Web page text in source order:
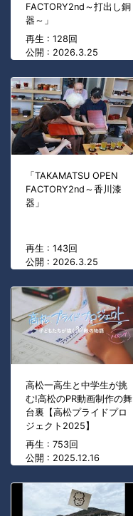
FACTORY2nd～打出し銅
器～」
再生 : 128回
公開 : 2026.3.25
「TAKAMATSU OPEN
FACTORY2nd～香川漆
器」
再生 : 143回
公開 : 2026.3.25
高松一高生と中学生が挑
む!高松のPR動画制作の舞
台裏【高松プライドプロ
ジェクト2025】
再生 : 753回
公開 : 2025.12.16